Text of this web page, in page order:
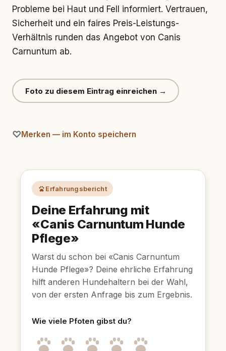
Probleme bei Haut und Fell informiert. Vertrauen,
Sicherheit und ein faires Preis-Leistungs-
Verhältnis runden das Angebot von Canis
Carnuntum ab.
Foto zu diesem Eintrag einreichen →
Merken — im Konto speichern
Erfahrungsbericht
Deine Erfahrung mit
«Canis Carnuntum Hunde
Pflege»
Warst du schon bei «Canis Carnuntum
Hunde Pflege»? Deine ehrliche Erfahrung
hilft anderen Hundehaltern bei der Wahl,
von der ersten Anfrage bis zum Ergebnis.
Wie viele Pfoten gibst du?